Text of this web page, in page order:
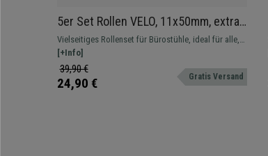
5er Set Rollen VELO, 11x50mm, extra
für Hartboden, Farbe Weiß
Vielseitiges Rollenset für Bürostühle, ideal für alle,
die ihren Stuhl mit verschiedenen Farben individuell
gestalten möchten, gummiert
[+Info]
39,90 €
24,90 € Gratis Versand